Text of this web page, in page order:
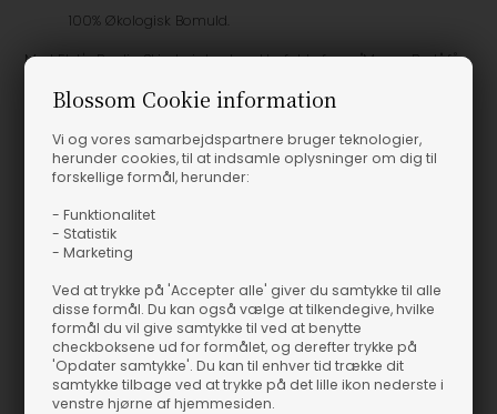
Blossom Cookie information
Vi og vores samarbejdspartnere bruger teknologier,
herunder cookies, til at indsamle oplysninger om dig til
forskellige formål, herunder:
- Funktionalitet
- Statistik
- Marketing
Ved at trykke på 'Accepter alle' giver du samtykke til alle
disse formål. Du kan også vælge at tilkendegive, hvilke
formål du vil give samtykke til ved at benytte
checkboksene ud for formålet, og derefter trykke på
'Opdater samtykke'. Du kan til enhver tid trække dit
samtykke tilbage ved at trykke på det lille ikon nederste i
venstre hjørne af hjemmesiden.
100% Økologisk Bomuld.
Med Elsk's Poplin Skjorte i den karakterfulde farve "Mossy Bark" får
rent og enkelt udtryk, hvor den afdæmpede nuance leder
tankerne hen på skovens dybe farver. Det gør den til et sikkert
valg, hvis du går efter en garderobe, der både holder sæson
efter sæson og er nem at style.
Poplin er et oplagt materiale, når skjorten skal kunne bruges til
det hele. Sæt den sammen med mørke jeans og sneakers for et
afslappet, men velklædt look til hverdagen. Skal du være mere
formel, kan du tilføje en blazer og et par lædersko, så du hurtigt
står skarpt til møder og arrangementer.
Derfor bliver den nem at holde af: "Mossy Bark" er en diskret, men
markant farve, der giver lidt kant uden at dominere. Poplin-